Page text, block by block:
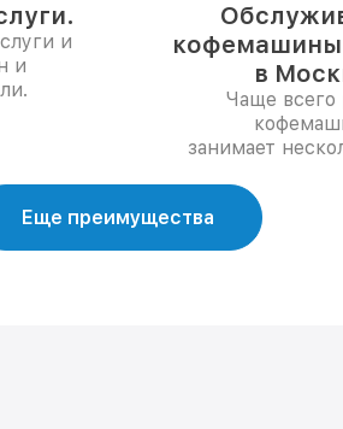
и
и
кофемашины
в
Чаще всего
занимает
Еще преимущества